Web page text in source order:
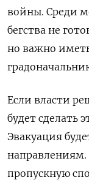
войны. Среди
бегства не
но важно
Если власти
будет сделать
Эвакуация
пропускную